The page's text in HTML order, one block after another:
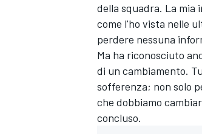
MONOMARCA
della squadra. La mia
come l'ho vista nelle
perdere nessuna
Ma ha riconosciuto
di un cambiamento.
sofferenza; non solo
che dobbiamo
concluso.